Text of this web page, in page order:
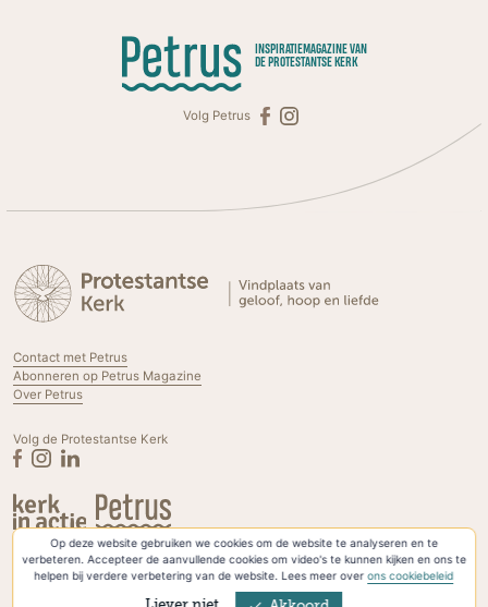
Op deze website gebruiken we cookies om de website te analyseren en te
verbeteren. Accepteer de aanvullende cookies om video's te kunnen kijken en ons te
helpen bij verdere verbetering van de website. Lees meer overons cookiebeleid
INSPIRATIEMAGAZINE VAN
DE PROTESTANTSE KERK
Volg Petrus
Contact met Petrus
Abonneren op Petrus Magazine
Over Petrus
Volg de Protestantse Kerk
Privacyverklaring & Cookies